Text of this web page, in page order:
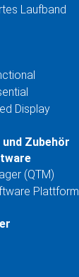
Laufband
Display
Zubehör
(QTM)
Plattform